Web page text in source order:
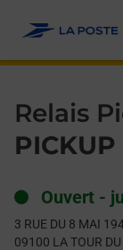
Relais
PICKUP
Ouvert -
3 RUE DU 8 MAI
09100 LA TOUR